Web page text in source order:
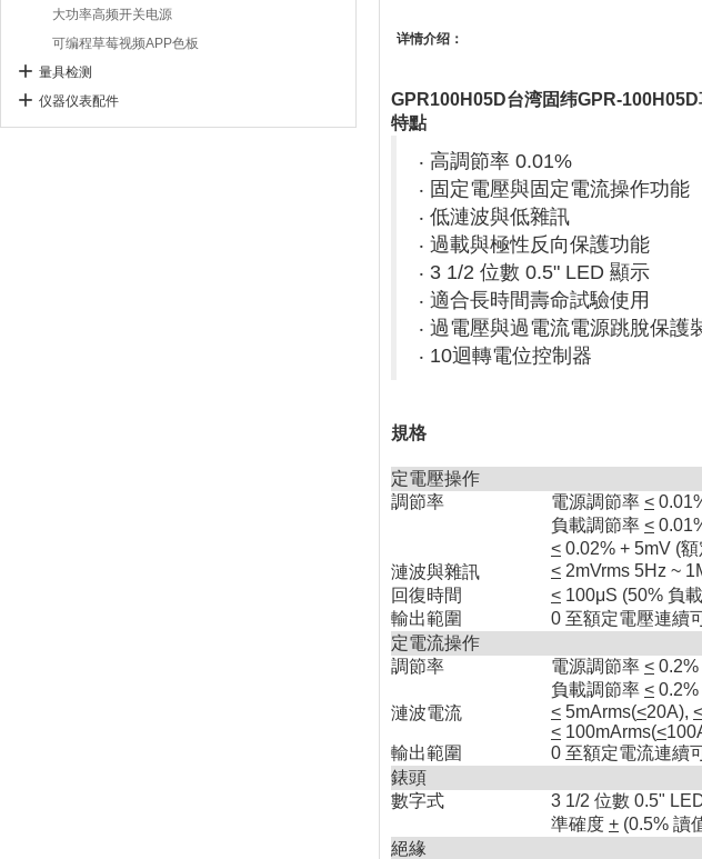
大功率高频开关电源
可编程草莓视频APP色板
量具检测
仪器仪表配件
详情介绍：
GPR100H05D台湾固纬GPR-
特點
‧ 高調節率 0.01%
‧ 固定電壓與固定電流操作功能
‧ 低漣波與低雜訊
‧ 過載與極性反向保護功能
‧ 3 1/2 位數 0.5" LED 顯示
‧ 適合長時間壽命試驗使用
‧ 過電壓與過電流電源跳脫保護
‧ 10迴轉電位控制器
規格
定電壓操作
調節率
電源調節率 <
負載調節率 <
< 0.02% + 5mV (額
漣波與雜訊
< 2mVrms 5Hz ~
回復時間
< 100μS (50% 負
輸出範圍
0 至額定電壓連續
定電流操作
調節率
電源調節率 < 0.2%
負載調節率 < 0.2%
漣波電流
< 5mArms(<20A), <
< 100mArms(<
輸出範圍
0 至額定電流連續
錶頭
數字式
3 1/2 位數 0.5"
準確度 + (0.5% 讀
絕緣